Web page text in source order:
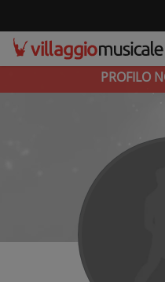
PROFILO